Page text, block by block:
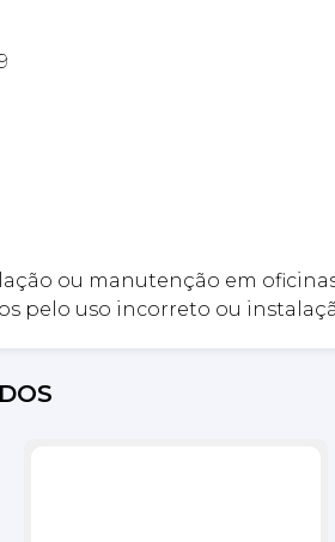
ou manutenção em
pelo uso incorreto ou